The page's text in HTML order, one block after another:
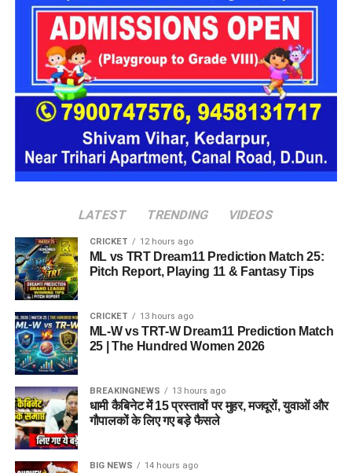
पूछताछ में ये बात सामने आई कि आरोपी अलग-अलग लोगों के सामने अपनी
पहचान बदलता था। कभी वो खुद को गृह मंत्रालय का अधिकारी बताता,
कभी रक्षा मंत्रालय से जुड़ा अफसर और कभी भारतीय सेना का वरिष्ठ
अधिकारी होने का दावा करता था।
देहरादून पुलिस ने किया गिरफ्तार
देहरादून पुलिस
को ये भी जानकारी मिली है कि वो कई होटलों में ठहरने के
बाद भुगतान किए बिना चला जाता था और होटल कर्मचारियों व सुरक्षा
कर्मियों के साथ भी कथित तौर पर धोखाधड़ी करता था।
पुलिस द्वारा की गई तलाशी में आरोपी के पास से सेना की वर्दी, बैज, कैप और
इस्तेमाल वो लोगों का भरोसा जीतने और खुद को प्रभावशाली अधिकारी
साबित करने के लिए करता था।
पुलिस मामले की जांच में जुटी
LATEST TRENDING VIDEOS
CRICKET 12 hours ago
ML vs TRT Dream11 Prediction Match 25:
Pitch Report, Playing 11 & Fantasy Tips
CRICKET 13 hours ago
ML-W vs TRT-W Dream11 Prediction Match
25 | The Hundred Women 2026
BREAKINGNEWS 13 hours ago
धामी कैबिनेट में 15 प्रस्तावों पर मुहर, मजदूरों, युवाओं और
गौपालकों के लिए गए बड़े फैसले
BIG NEWS 14 hours ago